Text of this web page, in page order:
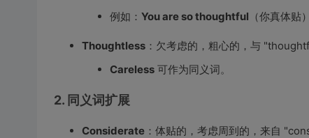
例如： You are so thoughtful （你真体贴）
Thoughtless：欠考虑的，粗心的，与
Careless可作为同义词。
2. 同义词扩展
Considerate：体贴的，考虑周到的，来自